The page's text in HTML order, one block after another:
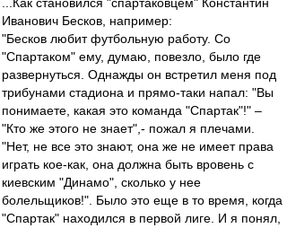
Иванович Бесков, например:
"Бесков любит футбольную работу. Со
"Спартаком" ему, думаю, повезло, было где
развернуться. Однажды он встретил меня под
трибунами стадиона и прямо-таки напал: "Вы
понимаете, какая это команда "Спартак"!" –
"Кто же этого не знает",- пожал я плечами.
"Нет, не все это знают, она же не имеет права
играть кое-как, она должна быть вровень с
киевским "Динамо", сколько у нее
болельщиков!". Было это еще в то время, когда
"Спартак" находился в первой лиге. И я понял,